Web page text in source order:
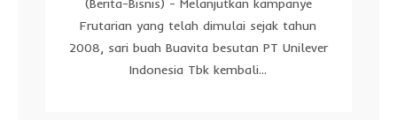
(Berita-Bisnis) - Melanjutkan kampanye
Frutarian yang telah dimulai sejak tahun
2008, sari buah Buavita besutan PT Unilever
Indonesia Tbk kembali...